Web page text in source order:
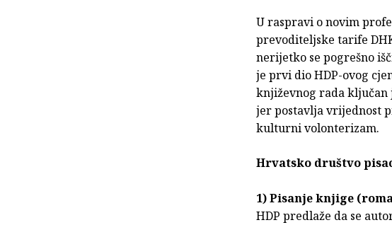
U raspravi o novim
prevoditeljske tarife
nerijetko se pogrešno
je prvi dio HDP-ovog
književnog rada ključan
jer postavlja vrijednost
kulturni volonterizam.
Hrvatsko društvo
1) Pisanje knjige
HDP predlaže da se